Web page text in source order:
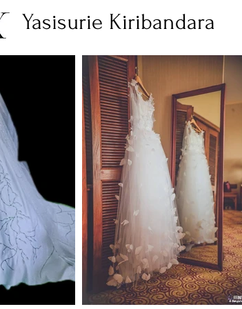
Yasisurie Kiribandara